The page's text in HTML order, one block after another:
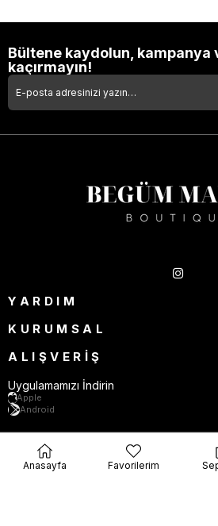
Bültene kaydolun, kampanya
kaçırmayın!
YARDIM
KURUMSAL
ALIŞVERİŞ
Uygulamamızı İndirin
Apple
Android
Anasayfa Favorilerim